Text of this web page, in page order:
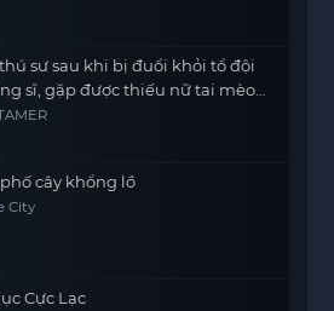
sư sau khi bị đuổi khỏi tổ đội
sĩ, gặp được thiếu nữ tai mèo
tộc mạnh nhất
cây khổng lồ
City
Cực Lạc